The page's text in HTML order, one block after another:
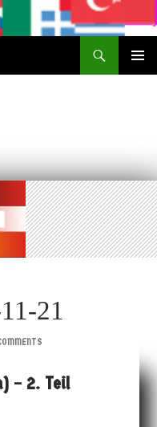
21
– 2. Teil